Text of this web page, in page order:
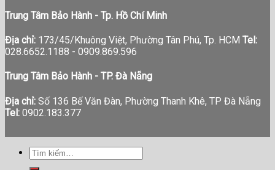
Trung Tâm Bảo Hành - Tp. Hồ Chí Minh
Địa chỉ: 173/45/Khuông Việt, Phường Tân Phú, Tp. HCM Tel:
028.6652.1188 - 0909.869.596
Trung Tâm Bảo Hành - TP. Đà Nẵng
Địa chỉ: Số 136 Bế Văn Đàn, Phường Thanh Khê, TP Đà Nẵng
Tel: 0902.183.377
Tìm
kiếm: